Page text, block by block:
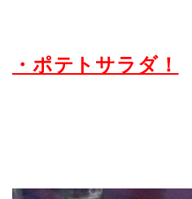
・ポテトサラダ！